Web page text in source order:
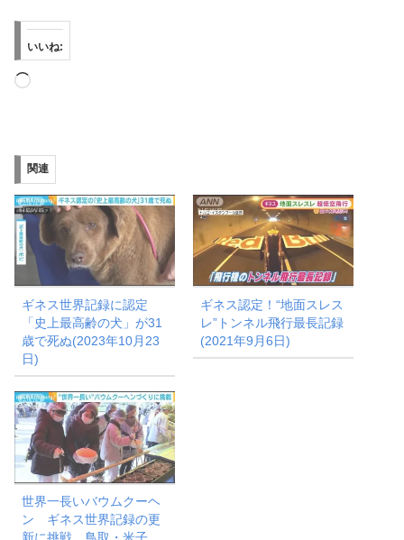
いいね:
読
み
中…
関連
ギネス世界記録に認定
「史上最高齢の犬」が31
歳で死ぬ(2023年10月23
日)
ギネス認定！“地面スレス
レ”トンネル飛行最長記録
(2021年9月6日)
世界一長いバウムクーヘ
ン ギネス世界記録の更